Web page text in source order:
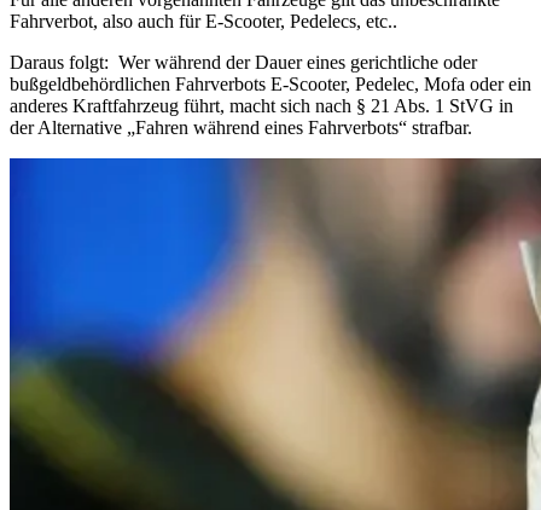
Fahrverbot, also auch für E-Scooter, Pedelecs, etc..
Daraus folgt: Wer während der Dauer eines gerichtliche oder
bußgeldbehördlichen Fahrverbots E-Scooter, Pedelec, Mofa oder ein
anderes Kraftfahrzeug führt, macht sich nach § 21 Abs. 1 StVG in
der Alternative „Fahren während eines Fahrverbots“ strafbar.